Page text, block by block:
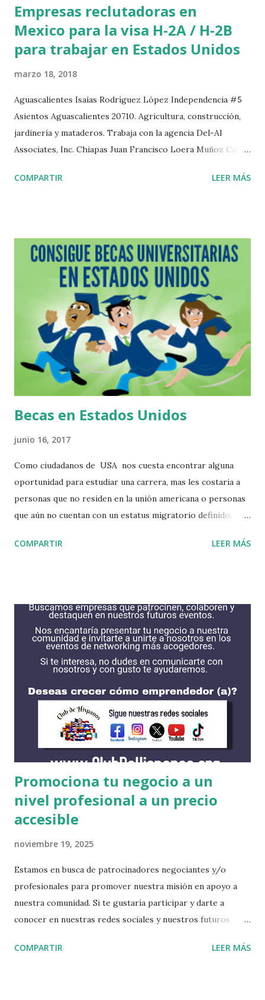
Empresas reclutadoras en
Mexico para la visa H-2A / H-2B
para trabajar en Estados Unidos
marzo 18, 2018
Aguascalientes Isaías Rodríguez López Independencia #5
Asientos Aguascalientes 20710. Agricultura, construcción,
jardinería y mataderos. Trabaja con la agencia Del-Al
Associates, Inc. Chiapas Juan Francisco Loera Muñoz Calle
Confederación Nacional de Productores Mexicanos, S.A.
Serdan #115 Francisco I. Madero Durango 34770.Trabaja
con la agencia Del-Al Associates, Inc. José Guillermo
Mathus Fonseca Adelfa #17 Local 2 Fraccionamiento
Jardines Durango 34200.Trabaja con CSI Labor Services
Guanajuato Antonio Méndez Guerrero #98 Iramuco
Guanajuato.Trabaja con la agencia Van Hoeketen
Greenhouses, Inc. Adrián Martínez Centro Comercial Villas
Manchegas Carretera Libre Guanajuato-Silao Km 5.5
Guanajuato Guanajuato 36250. Especialista en colocación...
COMPARTIR LEER MÁS
Becas en Estados Unidos
junio 16, 2017
Como ciudadanos de USA nos cuesta encontrar alguna
oportunidad para estudiar una carrera, mas les costaria a
personas que no residen en la unión americana o personas
que aún no cuentan con un estatus migratorio definido.
soñar, oportunidades se encuentran alli, solo tienes que
Haciendo todo el esfuerzo posible podrias encontrar
alguna intitucion que acceda a tus necesidades. Algunas de
las instituciones se encuentran en esta lista, son las que
tienen mas las becas para estudiantes internacionales. Cada
solicitud y requisitos. Es recomendable obtener su solicitud
de FAFSA antes de solicitar alguna beca. AMHERST
COLLEGE https://www.amherst.edu/ BATES COLLEGE
http://w...
COMPARTIR LEER MÁS
Promociona tu negocio a un
nivel profesional a un precio
accesible
noviembre 19, 2025
Estamos en busca de patrocinadores negociantes y/o
profesionales para promover nuestra misión en apoyo a
nuestra comunidad. Si te gustaría participar y darte a
conocer en nuestras redes sociales y nuestros futuros
negocio en todas nuestras plataformas, entradas para
COMPARTIR LEER MÁS